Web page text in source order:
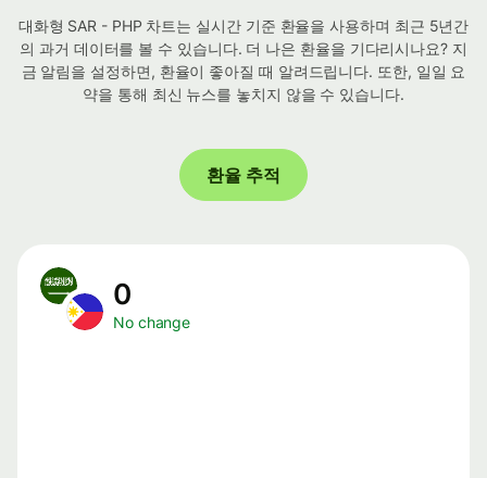
대화형 SAR - PHP 차트는 실시간 기준 환율을 사용하며 최근 5년간
의 과거 데이터를 볼 수 있습니다. 더 나은 환율을 기다리시나요? 지
금 알림을 설정하면, 환율이 좋아질 때 알려드립니다. 또한, 일일 요
약을 통해 최신 뉴스를 놓치지 않을 수 있습니다.
환율 추적
0
No change